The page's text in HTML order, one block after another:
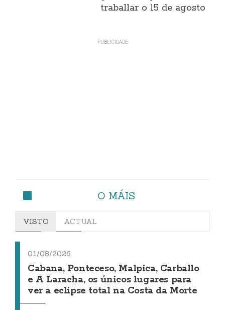
traballar o 15 de agosto
O MÁIS
VISTO ACTUAL
01/08/2026
Cabana, Ponteceso, Malpica, Carballo
e A Laracha, os únicos lugares para
ver a eclipse total na Costa da Morte